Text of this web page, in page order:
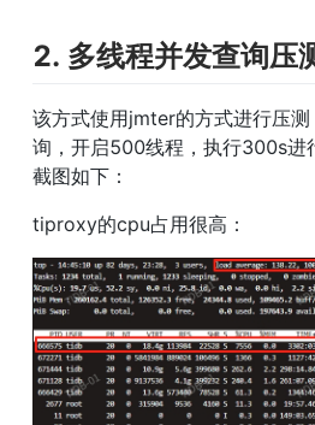
2. 多线程并发查询压
该方式使用jmter的方式进行压
询，开启500线程，执行300s进
截图如下：
tiproxy的cpu占用很高：